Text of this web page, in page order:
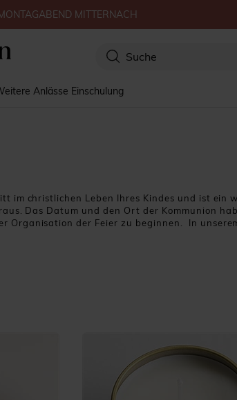
Anlässe Einschulung
im christlichen Leben Ihres Kindes und ist ein
Das Datum und den Ort der Kommunion
Organisation der Feier zu beginnen. In
auf dem Deckel der Kerzen-Dosen können mit
MITTERNACH